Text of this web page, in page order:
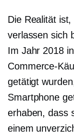
Die Realität ist,
verlassen sich
Im Jahr 2018
Commerce-
getätigt
Smartphone
erhaben, dass
einem